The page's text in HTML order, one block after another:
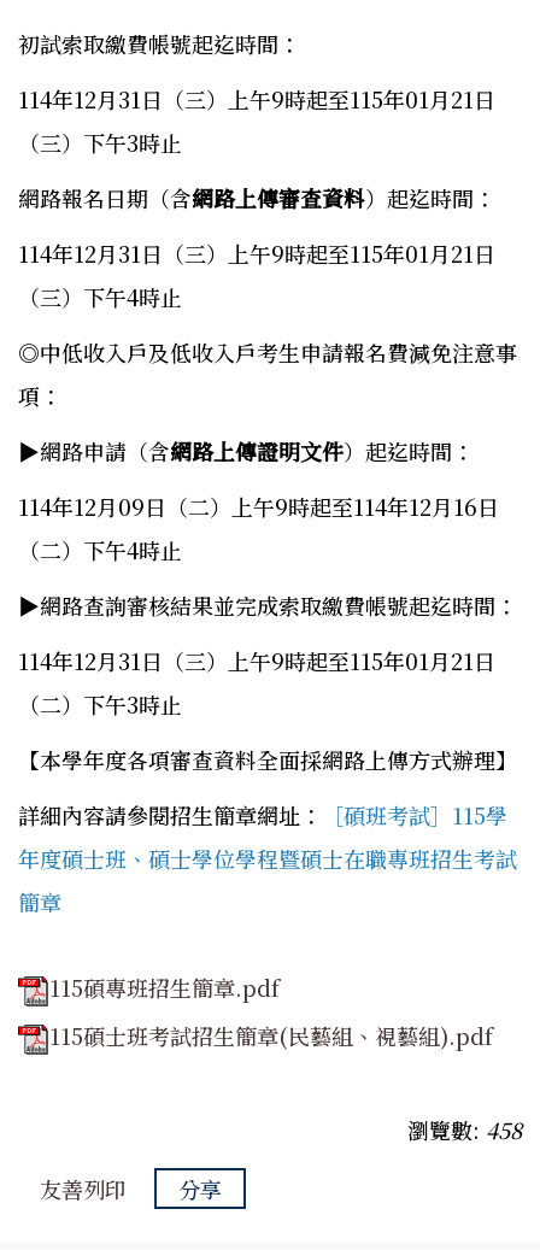
初試索取繳費帳號起迄時間：
114年12月31日（三）上午9時起至115年01月21日
（三）下午3時止
網路報名日期（含網路上傳審查資料）起迄時間：
114年12月31日（三）上午9時起至115年01月21日
（三）下午4時止
◎中低收入戶及低收入戶考生申請報名費減免注意事
項：
▶網路申請（含網路上傳證明文件）起迄時間：
114年12月09日（二）上午9時起至114年12月16日
（二）下午4時止
▶網路查詢審核結果並完成索取繳費帳號起迄時間：
114年12月31日（三）上午9時起至115年01月21日
（二）下午3時止
【本學年度各項審查資料全面採網路上傳方式辦理】
詳細內容請參閱招生簡章網址：
［碩班考試］115學
年度碩士班、碩士學位學程暨碩士在職專班招生考試
簡章
115碩專班招生簡章.pdf
115碩士班考試招生簡章(民藝組、視藝組).pdf
瀏覽數: 458
友善列印
分享